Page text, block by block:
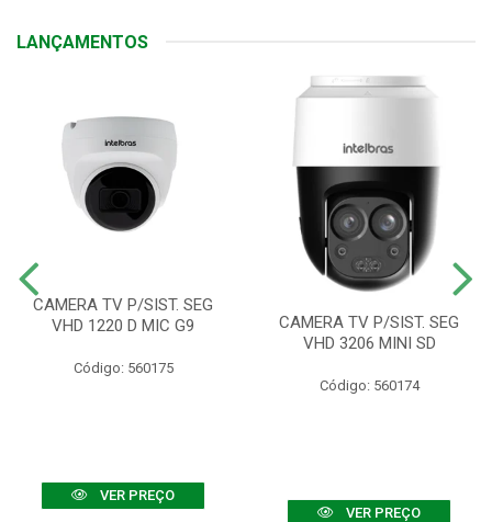
LANÇAMENTOS
CAMERA TV P/SIST. SEG
VHD 1220 D MIC G9
Código: 560175
VER PREÇO
CAMERA TV P/SIST. SEG
VHD 3206 MINI SD
Código: 560174
VER PREÇO